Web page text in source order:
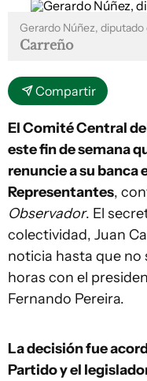
Gerardo Núñez,
Carreño
Compartir
El Comité Central
este fin de semana
renuncie a su banca
Representantes,
Observador. El
colectividad, Juan
noticia hasta que no
horas con el
Fernando Pereira.
La decisión fue
Partido y el